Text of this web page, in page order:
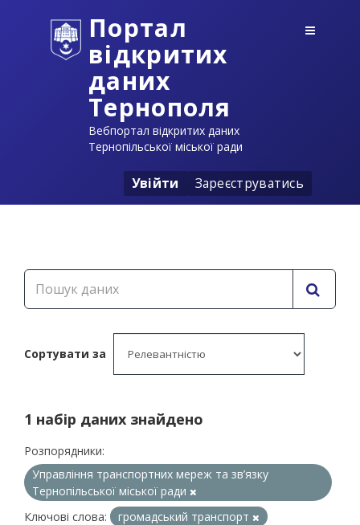
Портал
відкритих
даних
Тернополя
Вебпортал відкритих даних
Тернопільської міської ради
Увійти Зареєструватись
Сортувати за
1 набір даних знайдено
Розпорядники:
Управління транспортних мереж та зв’язку
Тернопільської міської ради
Ключові слова:
громадський транспорт